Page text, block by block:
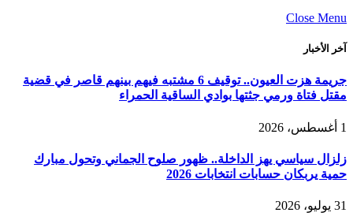
Close Menu
آخر الأخبار
جريمة هزت العيون.. توقيف 6 مشتبه فيهم بينهم قاصر في قضية
مقتل فتاة ورمي جثتها بوادي الساقية الحمراء
1 أغسطس، 2026
زلزال سياسي يهز الداخلة.. ظهور صلوح الجماني وتحول مبارك
حمية يربكان حسابات انتخابات 2026
31 يوليو، 2026